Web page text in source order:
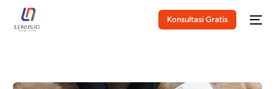
Konsultasi Gratis